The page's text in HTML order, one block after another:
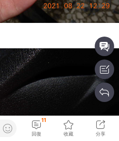
回復
11
收藏 分享